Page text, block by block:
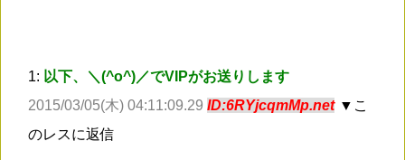
1: 以下、＼(^o^)／でVIPがお送りします
2015/03/05(木) 04:11:09.29 ID:6RYjcqmMp.net ▼こ
のレスに返信